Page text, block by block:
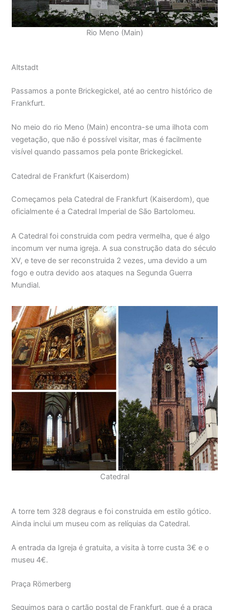
Rio Meno (Main)
Altstadt
Passamos a ponte Brickegickel, até ao centro histórico de
Frankfurt.
No meio do rio Meno (Main) encontra-se uma ilhota com
vegetação, que não é possível visitar, mas é facilmente
visível quando passamos pela ponte Brickegickel.
Catedral de Frankfurt (Kaiserdom)
Começamos pela Catedral de Frankfurt (Kaiserdom), que
oficialmente é a Catedral Imperial de São Bartolomeu.
A Catedral foi construida com pedra vermelha, que é algo
incomum ver numa igreja. A sua construção data do século
XV, e teve de ser reconstruida 2 vezes, uma devido a um
fogo e outra devido aos ataques na Segunda Guerra
Mundial.
Catedral
A torre tem 328 degraus e foi construida em estilo gótico.
Ainda inclui um museu com as relíquias da Catedral.
A entrada da Igreja é gratuita, a visita à torre custa 3€ e o
museu 4€.
Praça Römerberg
Seguimos para o cartão postal de Frankfurt, que é a praça